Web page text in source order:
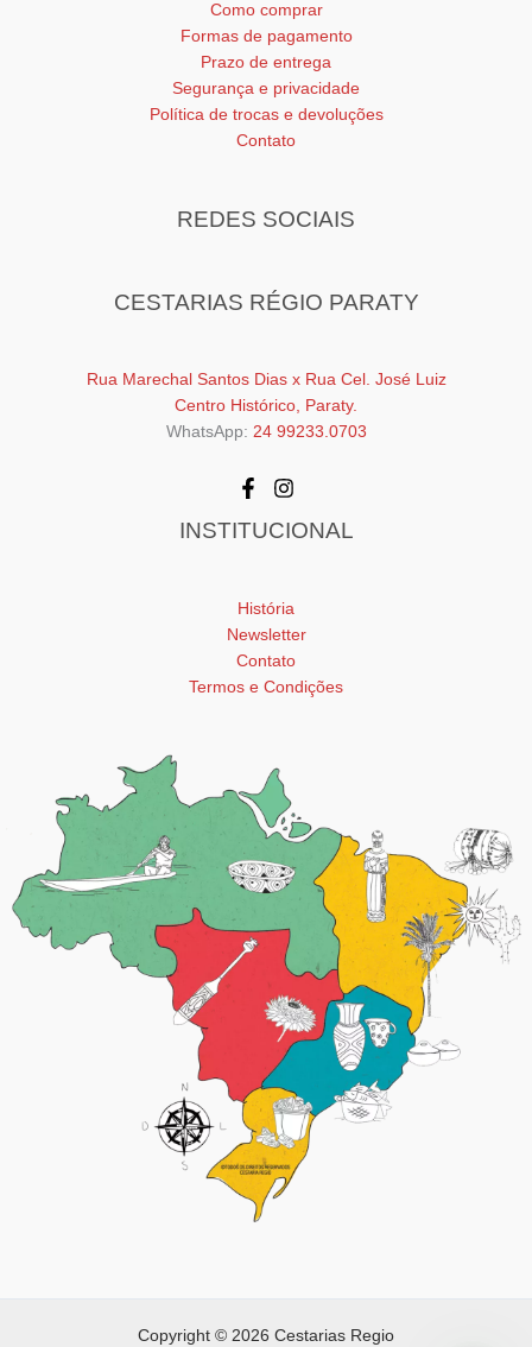
Como comprar
Formas de pagamento
Prazo de entrega
Segurança e privacidade
Política de trocas e devoluções
Contato
REDES SOCIAIS
CESTARIAS RÉGIO PARATY
Rua Marechal Santos Dias x Rua Cel. José Luiz
Centro Histórico, Paraty.
WhatsApp: 24 99233.0703
INSTITUCIONAL
História
Newsletter
Contato
Termos e Condições
Copyright © 2026 Cestarias Regio